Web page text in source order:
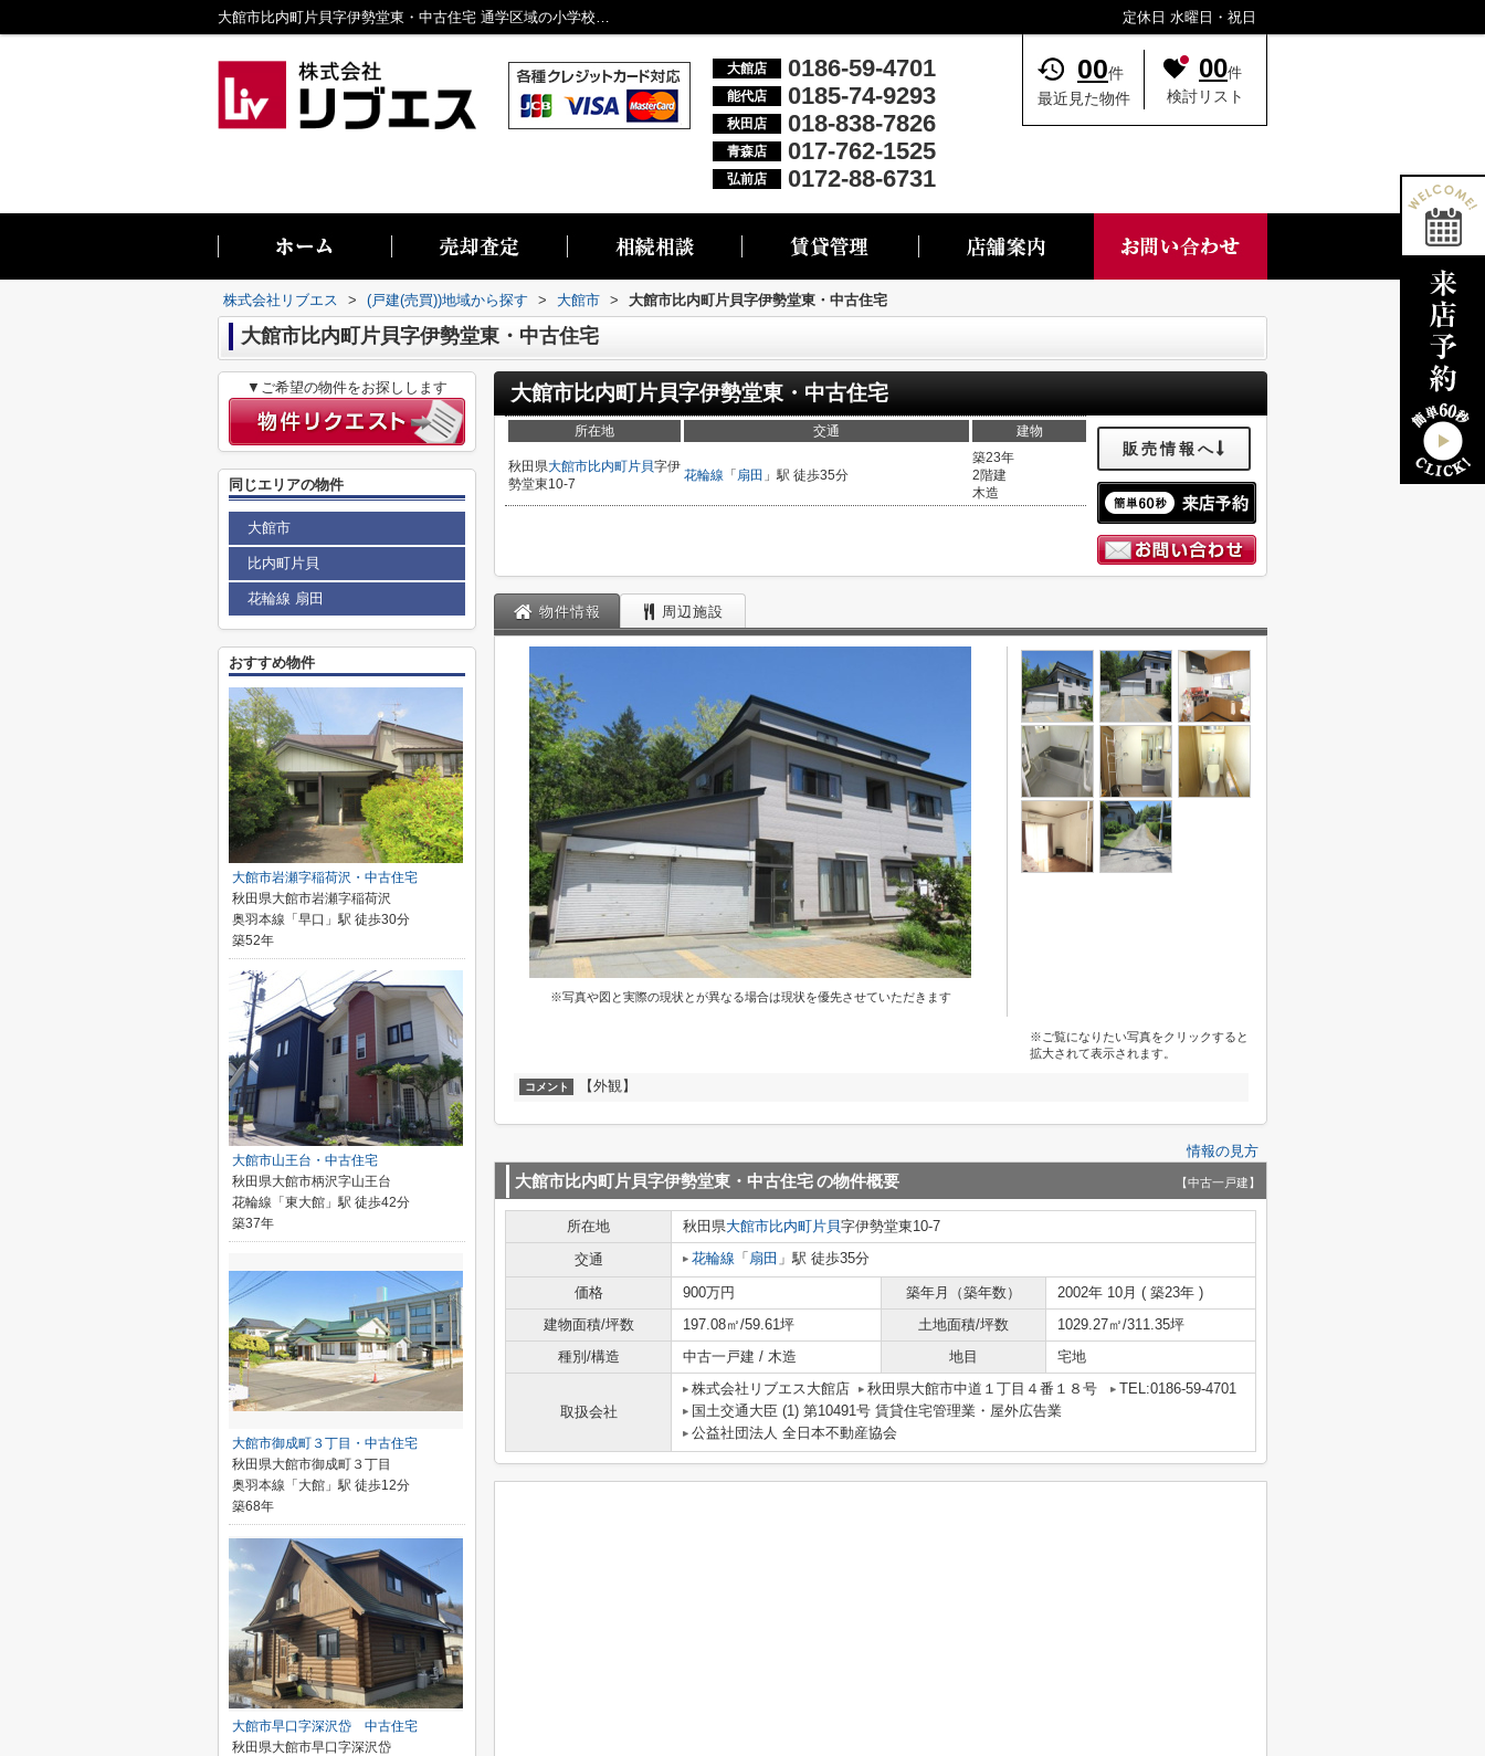
大館市比内町片貝字伊勢堂東・中古住宅 通学区域の小学校は大館市立西館...／大館市・能代市・秋田市・青森市・弘前市の不動産情報なら株式会社リブエス 定休日 水曜日・祝日
大館店 0186-59-4701
能代店 0185-74-9293
秋田店 018-838-7826
青森店 017-762-1525
弘前店 0172-88-6731
00件
最近見た物件
00件
検討リスト
株式会社リブエス > (戸建(売買))地域から探す > 大館市 > 大館市比内町片貝字伊勢堂東・中古住宅
大館市比内町片貝字伊勢堂東・中古住宅
大館市比内町片貝字伊勢堂東・中古住宅
所在地 交通 建物
秋田県大館市比内町片貝字伊
勢堂東10-7
花輪線 「 扇田 」駅 徒歩35分
築23年
2階建
木造
販売情報へ
物件情報 周辺施設
※写真や図と実際の現状とが異なる場合は現状を優先させていただきます
※ご覧になりたい写真をクリックすると
拡大されて表示されます。
コメント 【外観】
情報の見方
大館市比内町片貝字伊勢堂東・中古住宅の物件概要 【中古一戸建】
所在地 秋田県大館市比内町片貝字伊勢堂東10-7
交通
花輪線 「 扇田 」駅 徒歩35分
価格 900万円 築年月（築年数）
2002年 10月 ( 築23年 )
建物面積/坪数
197.08㎡/59.61坪 土地面積/坪数
1029.27㎡/311.35坪
種別/構造
中古一戸建 / 木造 地目 宅地
取扱会社
株式会社リブエス大館店 秋田県大館市中道１丁目４番１８号
TEL:0186-59-4701
国土交通大臣 (1) 第10491号 賃貸住宅管理業・屋外広告業
公益社団法人 全日本不動産協会
▼ご希望の物件をお探しします
同じエリアの物件
大館市
比内町片貝
花輪線 扇田
おすすめ物件
大館市岩瀬字稲荷沢・中古住宅
秋田県大館市岩瀬字稲荷沢
奥羽本線「早口」駅 徒歩30分
築52年
大館市山王台・中古住宅
秋田県大館市柄沢字山王台
花輪線「東大館」駅 徒歩42分
築37年
大館市御成町３丁目・中古住宅
秋田県大館市御成町３丁目
奥羽本線「大館」駅 徒歩12分
築68年
大館市早口字深沢岱 中古住宅
秋田県大館市早口字深沢岱